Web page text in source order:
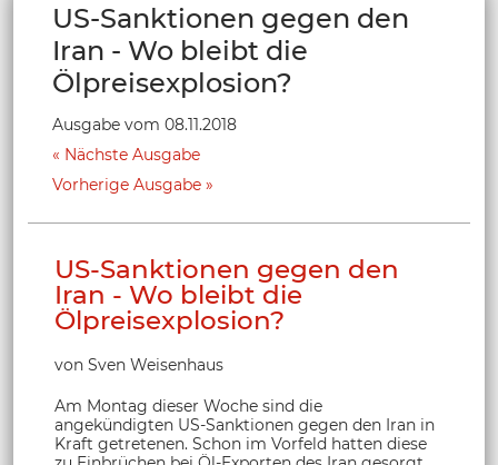
US-Sanktionen gegen den
Iran - Wo bleibt die
Ölpreisexplosion?
Ausgabe vom 08.11.2018
Nächste Ausgabe
Vorherige Ausgabe
US-Sanktionen gegen den
Iran - Wo bleibt die
Ölpreisexplosion?
von Sven Weisenhaus
Am Montag dieser Woche sind die
angekündigten US-Sanktionen gegen den Iran in
Kraft getretenen. Schon im Vorfeld hatten diese